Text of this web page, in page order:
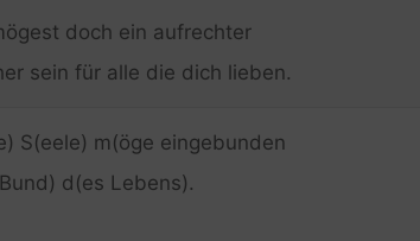
doch ein aufrechter
sein für alle die dich lieben.
S(eele) m(öge eingebunden
d(es Lebens).